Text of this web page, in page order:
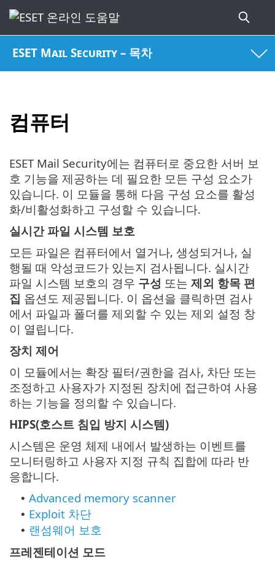
ESET Mail Security – 목차
컴퓨터
ESET Mail Security에는 컴퓨터로 중요한 서버 보
호 기능을 제공하는 데 필요한 모든 구성 요소가
있습니다. 이 모듈을 통해 다음 구성 요소를 활성
화/비활성화하고 구성할 수 있습니다.
실시간 파일 시스템 보호
모든 파일은 컴퓨터에서 열거나, 생성되거나, 실
행될 때 악성코드가 있는지 검사됩니다. 실시간
파일 시스템 보호의 경우 구성 또는 제외 항목 편
집 옵션도 제공됩니다. 이 옵션을 클릭하면 검사
에서 파일과 폴더를 제외할 수 있는 제외 설정 창
이 열립니다.
장치 제어
이 모듈에서는 확장 필터/권한을 검사, 차단 또는
조정하고 사용자가 지정된 장치에 접근하여 사용
하는 기능을 정의할 수 있습니다.
HIPS(호스트 침입 방지 시스템)
시스템은 운영 체제 내에서 발생하는 이벤트를
모니터링하고 사용자 지정 규칙 집합에 따라 반
응합니다.
• Advanced memory scanner
• Exploit 차단
• 랜섬웨어 보호
프레젠테이션 모드